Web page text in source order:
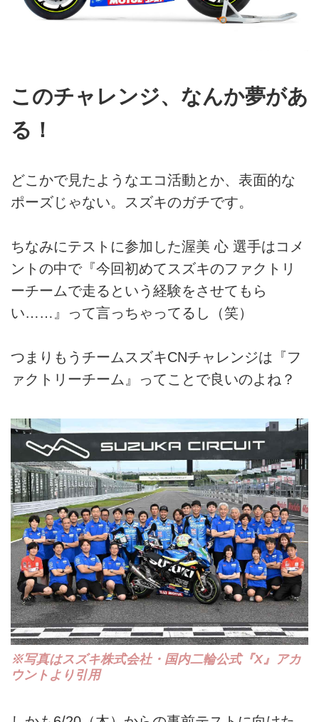
このチャレンジ、なんか夢があ
る！
どこかで見たようなエコ活動とか、表面的な
ポーズじゃない。スズキのガチです。
ちなみにテストに参加した渥美 心 選手はコメ
ントの中で『今回初めてスズキのファクトリ
ーチームで走るという経験をさせてもら
い……』って言っちゃってるし（笑）
つまりもうチームスズキCNチャレンジは『フ
ァクトリーチーム』ってことで良いのよね？
※写真はスズキ株式会社・国内二輪公式『X』アカ
ウントより引用